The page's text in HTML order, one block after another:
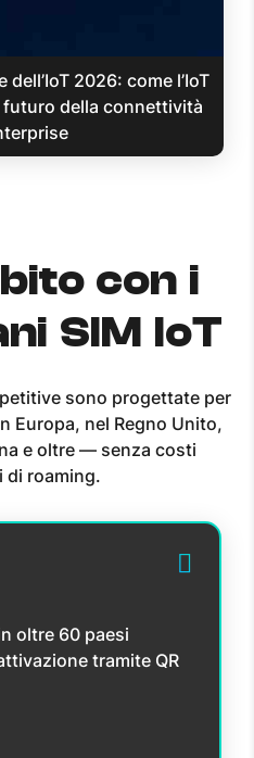
2026: come l’IoT
futuro della connettività
con i
SIM IoT
sono progettate per
Europa, nel Regno Unito,
e oltre — senza costi
di roaming.
oltre 60 paesi
tramite QR